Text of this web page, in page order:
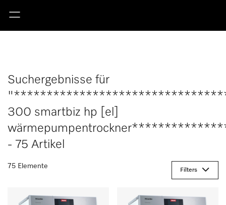
Suchergebnisse für
300 smartbiz hp [el]
- 75 Artikel
75 Elemente
Filters